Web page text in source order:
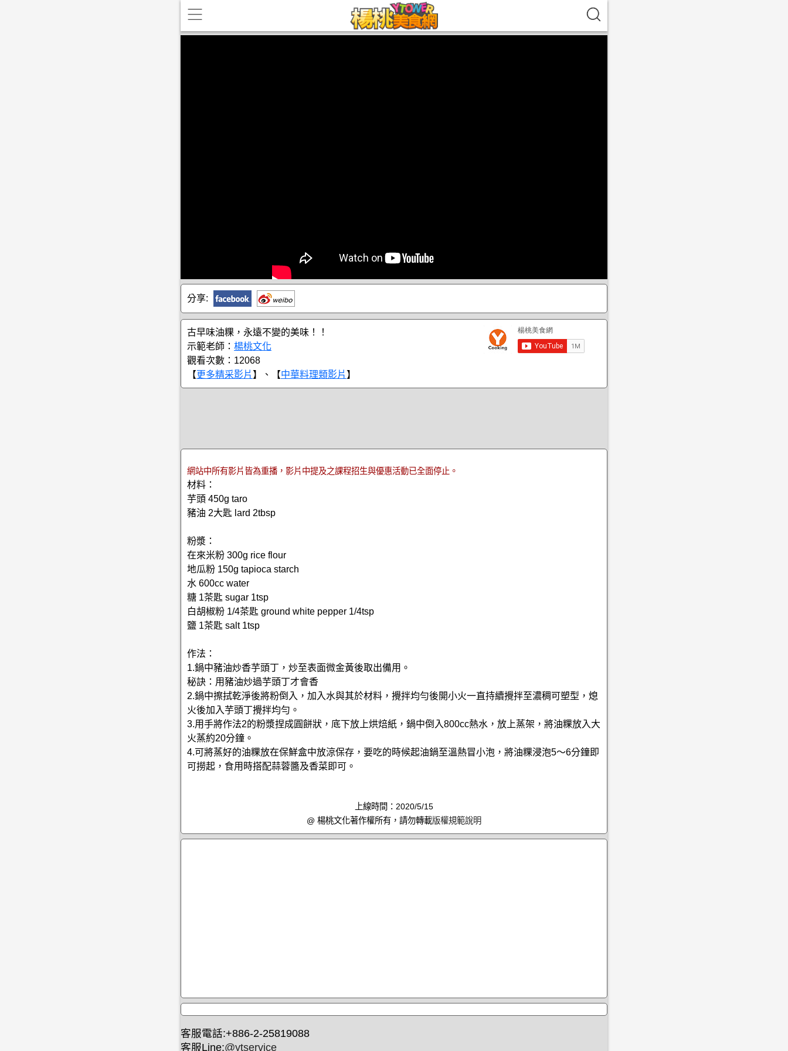
分享:
古早味油粿，永遠不變的美味！！
示範老師： 楊桃文化
觀看次數：12068
【更多精采影片 】、【中華料理類影片 】
網站中所有影片皆為重播，影片中提及之課程招生與優惠活動已全面停止。
材料：
芋頭 450g taro
豬油 2大匙 lard 2tbsp
粉漿：
在來米粉 300g rice flour
地瓜粉 150g tapioca starch
水 600cc water
糖 1茶匙 sugar 1tsp
白胡椒粉 1/4茶匙 ground white pepper 1/4tsp
鹽 1茶匙 salt 1tsp
作法：
1.鍋中豬油炒香芋頭丁，炒至表面微金黃後取出備用。
秘訣：用豬油炒過芋頭丁才會香
2.鍋中擦拭乾淨後將粉倒入，加入水與其於材料，攪拌均勻後開小火一直持續攪拌至濃稠可塑型，熄
火後加入芋頭丁攪拌均勻。
3.用手將作法2的粉漿捏成圓餅狀，底下放上烘焙紙，鍋中倒入800cc熱水，放上蒸架，將油粿放入大
火蒸約20分鐘。
4.可將蒸好的油粿放在保鮮盒中放涼保存，要吃的時候起油鍋至溫熱冒小泡，將油粿浸泡5～6分鐘即
可撈起，食用時搭配蒜蓉醬及香菜即可。
上線時間：2020/5/15
@ 楊桃文化著作權所有，請勿轉載版權規範說明
客服電話:+886-2-25819088
客服Line:@ytservice